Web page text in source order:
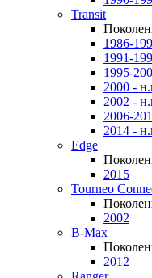
Transit
1986-
1991-
1995-
2000 -
2002 -
2006-
2014 -
Edge
2015
Tourneo
2002
B-Max
2012